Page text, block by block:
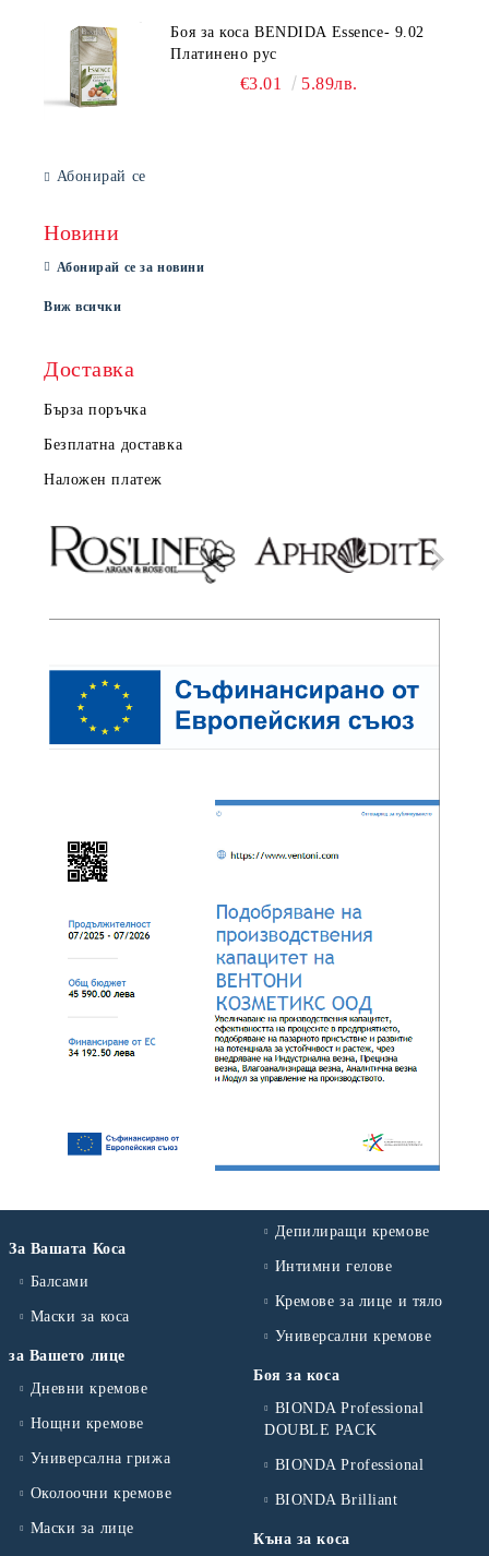
Боя за коса BENDIDA Essence- 9.02
Платинено рус
€3.01 5.89лв.
Абонирай се
Новини
Абонирай се за новини
Виж всички
Доставка
Бърза поръчка
Безплатна доставка
Наложен платеж
За Вашата Коса
Балсами
Маски за коса
за Вашето лице
Дневни кремове
Нощни кремове
Универсална грижа
Околоочни кремове
Маски за лице
Депилиращи кремове
Интимни гелове
Кремове за лице и тяло
Универсални кремове
Боя за коса
BIONDA Professional
DOUBLE PACK
BIONDA Professional
BIONDA Brilliant
Къна за коса